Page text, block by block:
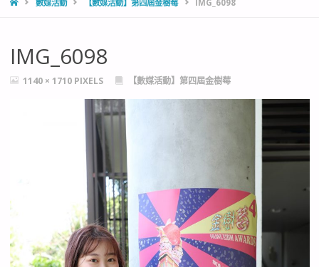
數媒活動 【數媒活動】第四屆金樹莓 IMG_6098
IMG_6098
FULL1140 × 1710 PIXELS 【數媒活動】第四屆金樹莓